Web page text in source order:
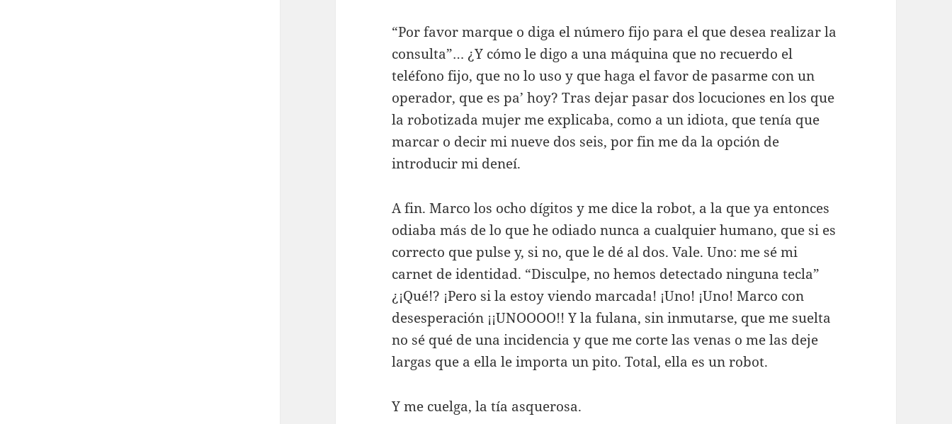
“Por favor marque o diga el número fijo para el que desea realizar la
consulta”… ¿Y cómo le digo a una máquina que no recuerdo el
teléfono fijo, que no lo uso y que haga el favor de pasarme con un
operador, que es pa’ hoy? Tras dejar pasar dos locuciones en los que
la robotizada mujer me explicaba, como a un idiota, que tenía que
marcar o decir mi nueve dos seis, por fin me da la opción de
introducir mi deneí.
A fin. Marco los ocho dígitos y me dice la robot, a la que ya entonces
odiaba más de lo que he odiado nunca a cualquier humano, que si es
correcto que pulse y, si no, que le dé al dos. Vale. Uno: me sé mi
carnet de identidad. “Disculpe, no hemos detectado ninguna tecla”
¿¡Qué!? ¡Pero si la estoy viendo marcada! ¡Uno! ¡Uno! Marco con
desesperación ¡¡UNOOOO!! Y la fulana, sin inmutarse, que me suelta
no sé qué de una incidencia y que me corte las venas o me las deje
largas que a ella le importa un pito. Total, ella es un robot.
Y me cuelga, la tía asquerosa.